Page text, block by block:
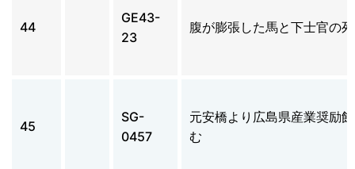
44
GE43-
23
腹が膨張した馬と下士官の
45
SG-
0457
元安橋より広島県産業奨励
む